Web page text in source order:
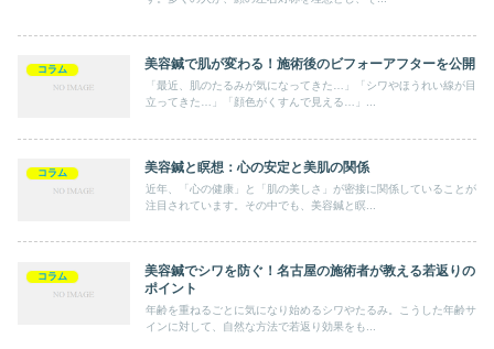
コラム 美容鍼で肌が変わる！施術後のビフォーアフターを公開
「最近、肌のたるみが気になってきた…」「シワやほうれい線が目
立ってきた…」「顔色がくすんで見える…」...
コラム 美容鍼と瞑想：心の安定と美肌の関係
近年、「心の健康」と「肌の美しさ」が密接に関係していることが
注目されています。その中でも、美容鍼と瞑...
コラム
美容鍼でシワを防ぐ！名古屋の施術者が教える若返りの
ポイント
年齢を重ねるごとに気になり始めるシワやたるみ。こうした年齢サ
インに対して、自然な方法で若返り効果をも...